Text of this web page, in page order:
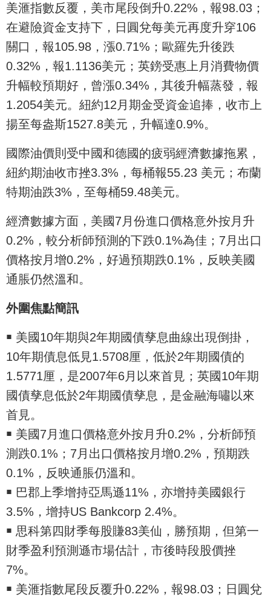
美滙指數反覆，美市尾段倒升0.22%，報98.03；
在避險資金支持下，日圓兌每美元再度升穿106
關口，報105.98，漲0.71%；歐羅先升後跌
0.32%，報1.1136美元；英鎊受惠上月消費物價
升幅較預期好，曾漲0.34%，其後升幅蒸發，報
1.2054美元。紐約12月期金受資金追捧，收市上
揚至每盎斯1527.8美元，升幅達0.9%。
國際油價則受中國和德國的疲弱經濟數據拖累，
紐約期油收市挫3.3%，每桶報55.23 美元；布蘭
特期油跌3%，至每桶59.48美元。
經濟數據方面，美國7月份進口價格意外按月升
0.2%，較分析師預測的下跌0.1%為佳；7月出口
價格按月增0.2%，好過預期跌0.1%，反映美國
通脹仍然溫和。
外圍焦點簡訊
￭ 美國10年期與2年期國債孳息曲線出現倒掛，
10年期債息低見1.5708厘，低於2年期國債的
1.5771厘，是2007年6月以來首見；英國10年期
國債孳息低於2年期國債孳息，是金融海嘯以來
首見。
￭ 美國7月進口價格意外按月升0.2%，分析師預
測跌0.1%；7月出口價格按月增0.2%，預期跌
0.1%，反映通脹仍溫和。
￭ 巴郡上季增持亞馬遜11%，亦增持美國銀行
3.5%，增持US Bankcorp 2.4%。
￭ 思科第四財季每股賺83美仙，勝預期，但第一
財季盈利預測遜市場估計，市後時段股價挫
7%。
￭ 美滙指數尾段反覆升0.22%，報98.03；日圓兌